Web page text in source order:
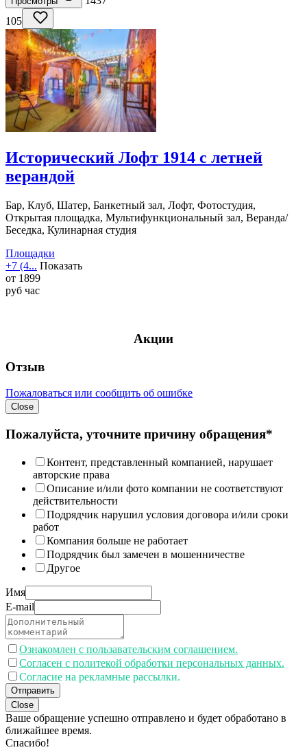
105
Исторический Лофт 1914 с летней
верандой
Бар, Клуб, Шатер, Банкетный зал, Лофт, Фотостудия,
Открытая площадка, Мультифункциональный зал, Веранда/
Беседка, Кулинарная студия
Площадки
+7 (4... Показать
от 1899
руб час
Акции
Отзыв
Пожаловаться или сообщить об ошибке
Close
Пожалуйста, уточните причину обращения*
Контент, представленный компанией, нарушает
авторские права
Описание и/или фото компании не соответствуют
действительности
Подрядчик нарушил условия договора и/или сроки
работ
Компания больше не работает
Подрядчик был замечен в мошенничестве
Другое
Имя
E-mail
Ознакомлен с пользавательским соглашением.
Согласен с политекой обработки персональных данных.
Согласие на рекламные рассылки.
Отправить
Close
Ваше обращение успешно отправлено и будет обработано в
ближайшее время.
Спасибо!